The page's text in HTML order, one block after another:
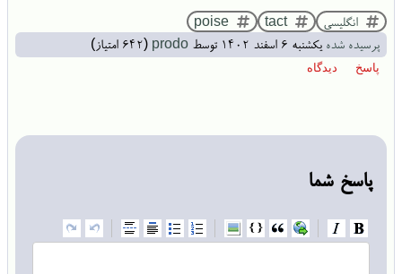
انگلیسی tact
poise
پرسیده شده یکشنبه ۶ اسفند ۱۴۰۲ توسط prodo
(
642 امتیاز)
پاسخ شما